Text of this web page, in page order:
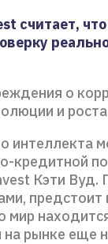
считает,
о
и
интеллекта
кредитной
Кэти
мир
рынке еще